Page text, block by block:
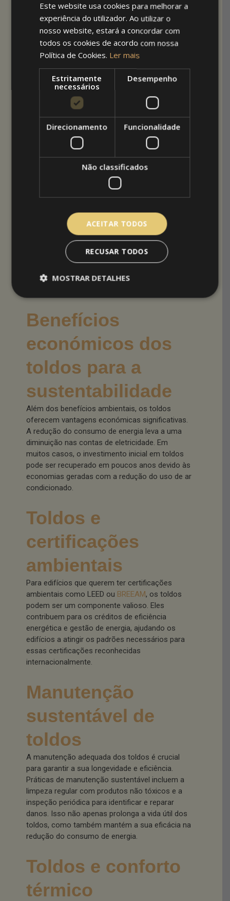
energética e
toldos
toldospodem melhorar significativamente a
eficiência energética das edificações. Ao
bloquear a luz solar direta, reduzem a
necessidade de uso de ar condicionado. Isso é
particularmente importante em climas quentes,
onde a climatização pode representar uma
grande parte do consumo de energia de um
Redução de ilhas
de calor urbanas
Em áreas urbanas densamente construídas, as
superfícies pavimentadas e os edifícios retêm
calor, criando ilhas de calor urbanas. Os toldos
ajudam a mitigar esse efeito ao proporcionar
sombra e reduzir a temperatura das superfícies.
como também reduz a necessidade de energia
Benefícios
económicos dos
toldos para a
sustentabilidade
Além dos benefícios ambientais, os toldos
oferecem vantagens económicas significativas.
A redução do consumo de energia leva a uma
diminuição nas contas de eletricidade. Em
muitos casos, o investimento inicial em toldos
pode ser recuperado em poucos anos devido às
economias geradas com a redução do uso de ar
condicionado.
Toldos e
certificações
ambientais
Para edifícios que querem ter certificações
ambientais como LEED ou BREEAM, os toldos
podem ser um componente valioso. Eles
contribuem para os créditos de eficiência
energética e gestão de energia, ajudando os
edifícios a atingir os padrões necessários para
essas certificações reconhecidas
internacionalmente.
Manutenção
sustentável de
toldos
A manutenção adequada dos toldos é crucial
para garantir a sua longevidade e eficiência.
Práticas de manutenção sustentável incluem a
limpeza regular com produtos não tóxicos e a
inspeção periódica para identificar e reparar
danos. Isso não apenas prolonga a vida útil dos
toldos, como também mantém a sua eficácia na
redução do consumo de energia.
Toldos e conforto
térmico
Este website usa cookies para melhorar a
experiência do utilizador. Ao utilizar o
nosso website, estará a concordar com
todos os cookies de acordo com nossa
Política de Cookies. Ler mais
Estritamente
necessários
Desempenho
Direcionamento Funcionalidade
Não classificados
ACEITAR TODOS
RECUSAR TODOS
MOSTRAR DETALHES